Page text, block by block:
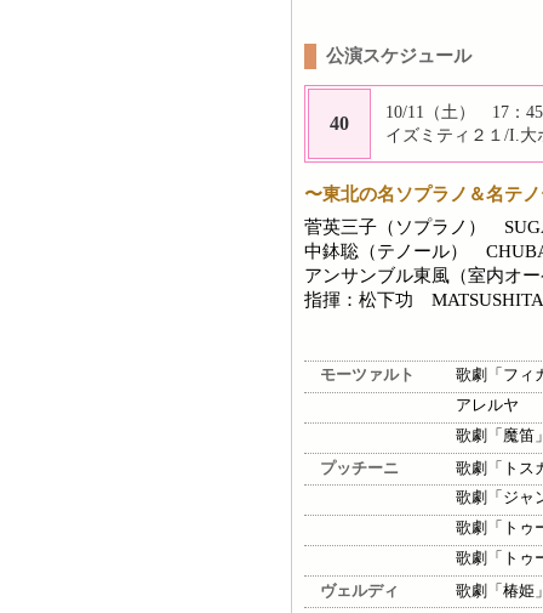
公演スケジュール
40
10/11（土） 17：
イズミティ２１/I.大
〜東北の名ソプラノ＆名テ
菅英三子（ソプラノ）
中鉢聡（テノール）
アンサンブル東風（室内オ
指揮：松下功
モーツァルト
歌劇「フィ
アレルヤ
歌劇「魔笛
プッチーニ
歌劇「トス
歌劇「ジャ
歌劇「トゥ
歌劇「トゥ
ヴェルディ
歌劇「椿